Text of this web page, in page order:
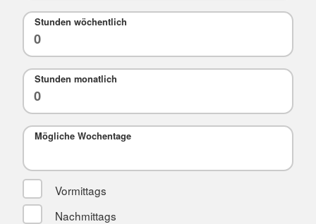
Stunden wöchentlich
Stunden monatlich
Mögliche Wochentage
Vormittags
Nachmittags